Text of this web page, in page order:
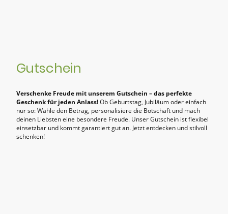
Gutschein
Verschenke Freude mit unserem Gutschein – das perfekte
Geschenk für jeden Anlass!Ob Geburtstag, Jubiläum oder einfach
nur so: Wähle den Betrag, personalisiere die Botschaft und mach
deinen Liebsten eine besondere Freude. Unser Gutschein ist flexibel
einsetzbar und kommt garantiert gut an. Jetzt entdecken und stilvoll
schenken!